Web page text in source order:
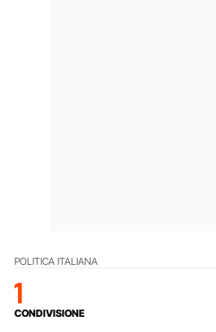
POLITICA ITALIANA
1
CONDIVISIONE